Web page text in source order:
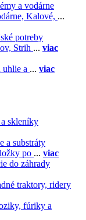
a vodárne
Kalové, ...
potreby
Strih ... viac
a ... viac
skleníky
a substráty
po ... viac
do záhrady
traktory, ridery
fúriky a